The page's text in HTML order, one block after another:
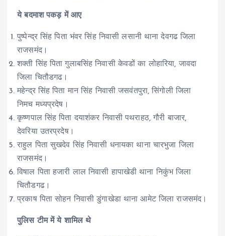
ये बदमाश पकड़ में आए
पुष्पेन्द्र सिंह पिता भंवर सिंह निवासी लसानी थाना देवगढ जिला
राजसमंद।
शक्ती सिंह पिता गुलाबसिंह निवासी केवडों का लोहारिया, जावदा
जिला चितौडगढ।
महेन्द्र सिंह पिता मान सिंह निवासी जसवंतपुरा, सिंगोली जिला
निमच मध्यप्रदेष।
कृष्णपाल सिंह पिता दयाशंकर निवासी पथराहठ, गौरी बाजार,
देवरिया उतरप्रदेष।
राहुल पिता सुखदेव सिंह निवासी धनायका थाना चारभुजा जिला
राजसमंद।
विषाल पिता हजारी लाल निवासी हापाखेडी थाना निकुंभ जिला
चितौडगढ।
प्रकाष पिता सोहन निवासी डुंगाखेडा थाना आमेट जिला राजसमंद।
पुलिस टीम में ये शामिल थे